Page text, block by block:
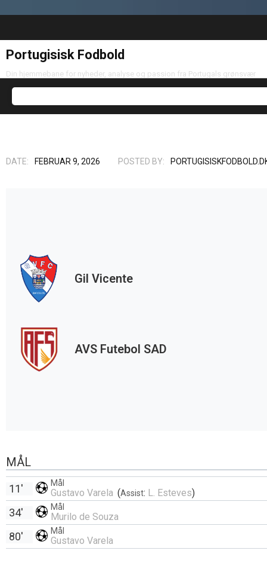
Portugisisk Fodbold
Din hjemmebane for nyheder, analyse og passion fra Portugals grønsvær
DATE: FEBRUAR 9, 2026 POSTED BY:
Gil Vicente
AVS Futebol SAD
MÅL
Mål
Gustavo Varela (Assist: L. Esteves)
11'
Mål
Murilo de Souza
34'
Mål
Gustavo Varela
80'